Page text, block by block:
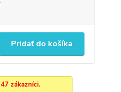
Pridať do košíka
zákazníci.